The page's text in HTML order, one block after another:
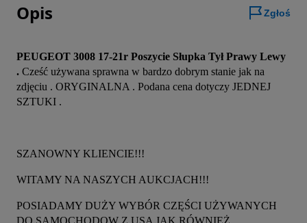
Opis Zgłoś
PEUGEOT 3008 17-21r Poszycie Słupka Tył Prawy Lewy
. Cześć używana sprawna w bardzo dobrym stanie jak na
zdjęciu . ORYGINALNA . Podana cena dotyczy JEDNEJ
SZTUKI .
SZANOWNY KLIENCIE!!!
WITAMY NA NASZYCH AUKCJACH!!!
POSIADAMY DUŻY WYBÓR CZĘŚCI UŻYWANYCH
DO SAMOCHODOW Z USA JAK RÓWNIEŻ